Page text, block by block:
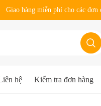
Giao hàng miễn phí cho các
hệ Kiểm tra đơn hàng